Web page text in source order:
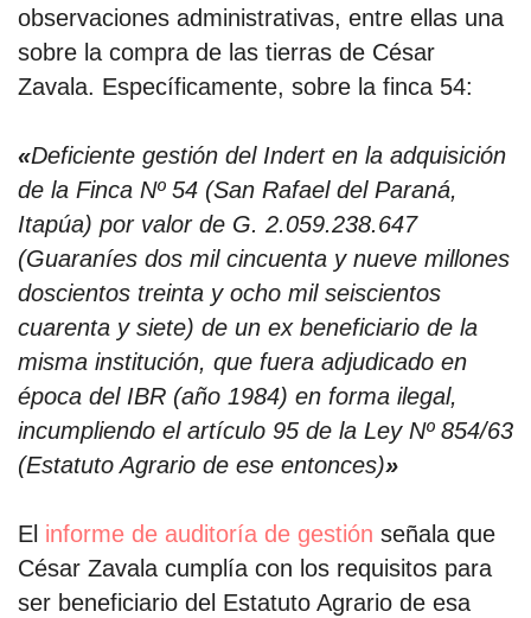
observaciones administrativas, entre ellas una
sobre la compra de las tierras de César
Zavala. Específicamente, sobre la finca 54:
«Deficiente gestión del Indert en la adquisición
de la Finca Nº 54 (San Rafael del Paraná,
Itapúa) por valor de G. 2.059.238.647
(Guaraníes dos mil cincuenta y nueve millones
doscientos treinta y ocho mil seiscientos
cuarenta y siete) de un ex beneficiario de la
misma institución, que fuera adjudicado en
época del IBR (año 1984) en forma ilegal,
incumpliendo el artículo 95 de la Ley Nº 854/63
(Estatuto Agrario de ese entonces)»
El informe de auditoría de gestión señala que
César Zavala cumplía con los requisitos para
ser beneficiario del Estatuto Agrario de esa